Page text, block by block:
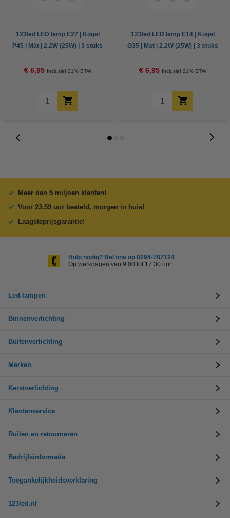
123led LED lamp E27 | Kogel
P45 | Mat | 2.2W (25W) | 3 stuks
€ 6,95 Inclusief 21% BTW
123led LED lamp E14 | Kogel
G35 | Mat | 2.2W (25W) | 3 stuks
€ 6,95 Inclusief 21% BTW
Meer dan 5 miljoen klanten!
Voor 23.59 uur besteld, morgen in huis!
Laagsteprijsgarantie!
Hulp nodig? Bel ons op 0294-787124
Op werkdagen van 9.00 tot 17.30 uur
Led-lampen
Binnenverlichting
Buitenverlichting
Merken
Kerstverlichting
Klantenservice
Ruilen en retourneren
Bedrijfsinformatie
Toegankelijkheidsverklaring
123led.nl